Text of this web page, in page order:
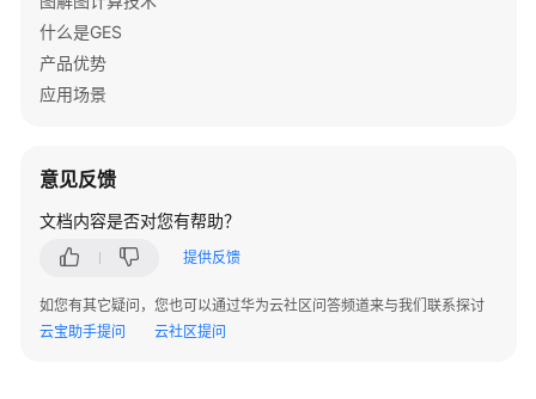
创
建
增
量
导
入
数
据
什么是GES
产品优势
应用场景
意见反馈
文档内容是否对您有帮助？
提供反馈
如您有其它疑问，您也可以通过华为云社区问答频道来与我们联系探讨
云宝助手提问
云社区提问